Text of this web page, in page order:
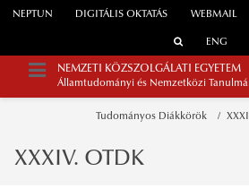
WEBMAIL
NEPTUN DIGITÁLIS OKTATÁS
ENG
NEMZETI KÖZSZOLGÁLATI EGYETEM
Államtudományi és Nemzetközi
Tudományos Diákkörök
XXXIV. OTDK